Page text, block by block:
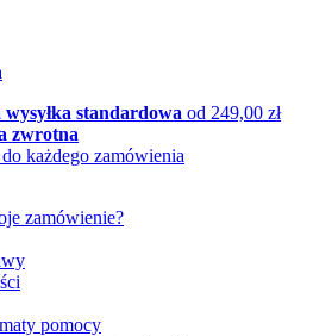
standardowa od 249,00 zł
zwrotna
każdego zamówienia
zamówienie?
pomocy